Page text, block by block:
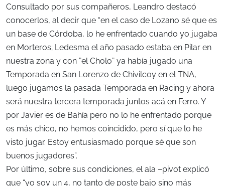
Consultado por sus compañeros, Leandro destacó
conocerlos, al decir que “en el caso de Lozano sé que es
un base de Córdoba, lo he enfrentado cuando yo jugaba
en Morteros; Ledesma el año pasado estaba en Pilar en
nuestra zona y con ¨el Cholo¨ ya había jugado una
Temporada en San Lorenzo de Chivilcoy en el TNA,
luego jugamos la pasada Temporada en Racing y ahora
será nuestra tercera temporada juntos acá en Ferro. Y
por Javier es de Bahía pero no lo he enfrentado porque
es más chico, no hemos coincidido, pero sí que lo he
visto jugar. Estoy entusiasmado porque sé que son
buenos jugadores”.
Por último, sobre sus condiciones, el ala –pivot explicó
que “yo soy un 4, no tanto de poste bajo sino más